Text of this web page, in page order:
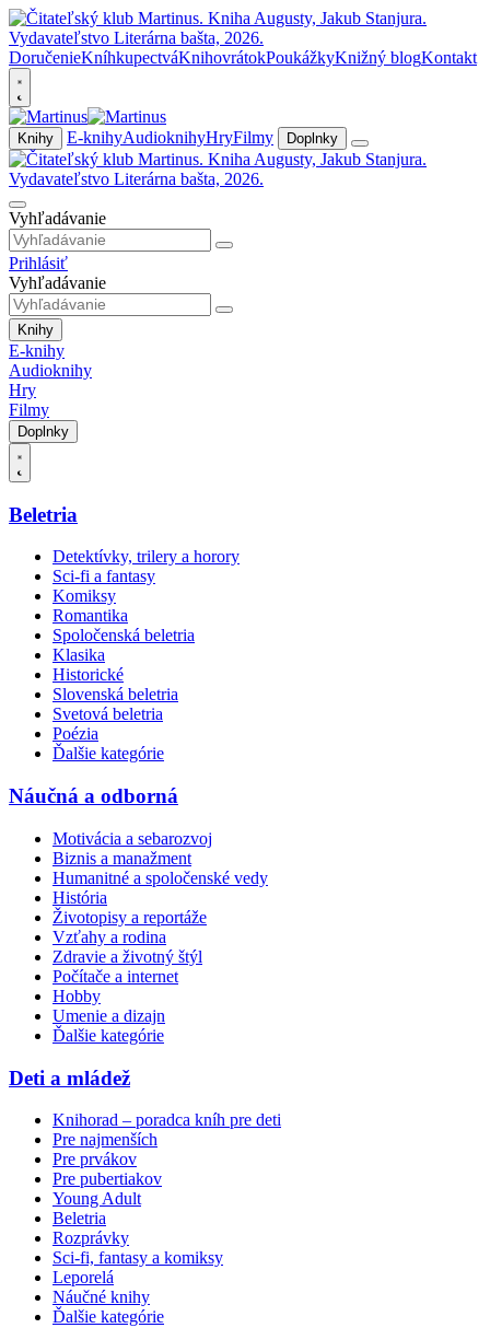
DoručenieKníhkupectváKnihovrátokPoukážkyKnižný blogKontakt
Knihy E-knihyAudioknihyHryFilmy Doplnky
Vyhľadávanie
Prihlásiť
Vyhľadávanie
Knihy
E-knihy
Audioknihy
Hry
Filmy
Doplnky
Beletria
Detektívky, trilery a horory
Sci-fi a fantasy
Komiksy
Romantika
Spoločenská beletria
Klasika
Historické
Slovenská beletria
Svetová beletria
Poézia
Ďalšie kategórie
Náučná a odborná
Motivácia a sebarozvoj
Biznis a manažment
Humanitné a spoločenské vedy
História
Životopisy a reportáže
Vzťahy a rodina
Zdravie a životný štýl
Počítače a internet
Hobby
Umenie a dizajn
Ďalšie kategórie
Deti a mládež
Knihorad – poradca kníh pre deti
Pre najmenších
Pre prvákov
Pre pubertiakov
Young Adult
Beletria
Rozprávky
Sci-fi, fantasy a komiksy
Leporelá
Náučné knihy
Ďalšie kategórie